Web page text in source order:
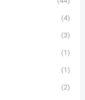
(4)
(3)
(1)
(1)
(2)